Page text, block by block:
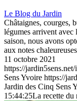
Le Blog du Jardin
Châtaignes, courges,
légumes arrivent
saison, nous avons
aux notes
11 octobre 2021
https://
Sens Yvoire https://
Jardin des Cinq Sens
15:44:25La recette du